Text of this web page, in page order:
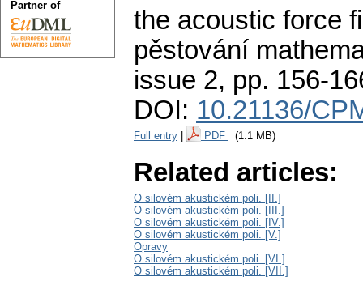
the acoustic force
pěstování
issue 2, pp. 156-
DOI: 10.21136/
Full entry PDF (1.1 MB)
Related articles:
O silovém akustickém poli. [II.]
O silovém akustickém poli. [III.]
O silovém akustickém poli. [IV.]
O silovém akustickém poli. [V.]
Opravy
O silovém akustickém poli. [VI.]
O silovém akustickém poli. [VII.]
Partner of